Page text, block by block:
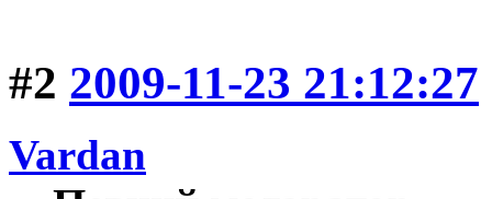
#2 2009-11-23 21:12:27
Vardan